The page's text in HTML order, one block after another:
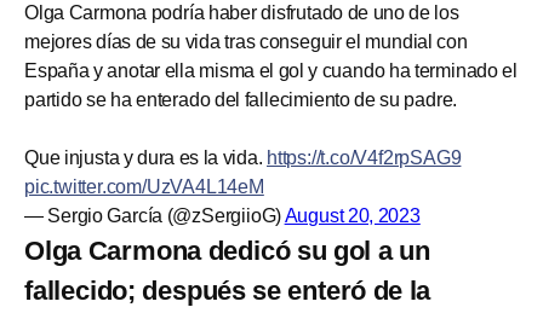
Olga Carmona podría haber disfrutado de uno de los
mejores días de su vida tras conseguir el mundial con
España y anotar ella misma el gol y cuando ha terminado el
partido se ha enterado del fallecimiento de su padre.
Que injusta y dura es la vida. https://t.co/V4f2rpSAG9
pic.twitter.com/UzVA4L14eM
— Sergio García (@zSergiioG)August 20, 2023
Olga Carmona dedicó su gol a un
fallecido; después se enteró de la